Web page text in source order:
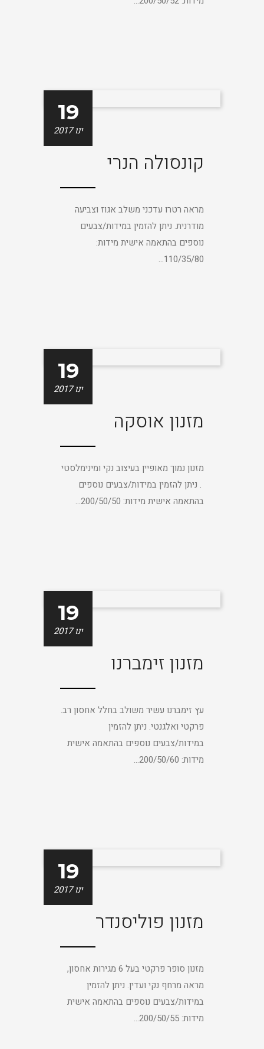
19
ינו 2017
קונסולה הנרי
מראה רטרו עדכני משלב אגוז וצביעה
מודרנית. ניתן להזמין במידות/צבעים
נוספים בהתאמה אישית מידות:
110/35/80...
19
ינו 2017
מזנון אוסקה
מזנון נמוך מאופיין בעיצוב נקי ומינימלסטי
. ניתן להזמין במידות/צבעים נוספים
בהתאמה אישית מידות: 200/50/50...
19
ינו 2017
מזנון זימברנו
עץ זימברנו עשיר משולב בחלל אחסון רב.
פרקטי ואלגנטי. ניתן להזמין
במידות/צבעים נוספים בהתאמה אישית
מידות: 200/50/60...
19
ינו 2017
מזנון פוליסנדר
מזנון סופר פרקטי בעל 6 מגירות אחסון,
מראה מרחף נקי ועדין. ניתן להזמין
במידות/צבעים נוספים בהתאמה אישית
מידות: 200/50/55...